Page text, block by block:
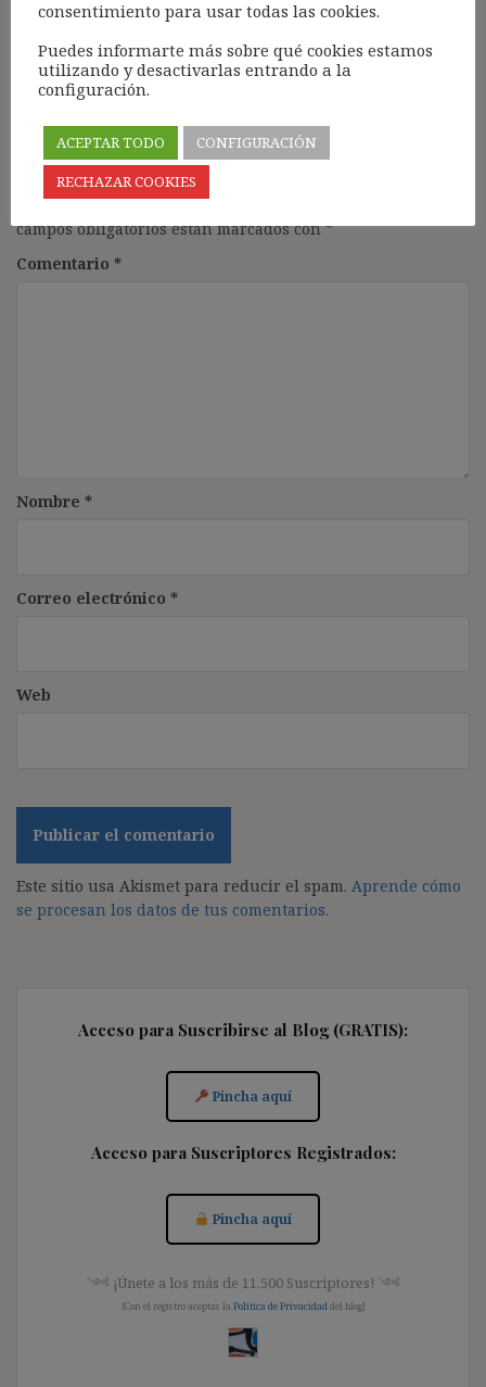
Simon
Responder
Deja una respuesta
Tu dirección de correo electrónico no será publicada.
campos obligatorios están marcados con*
Comentario *
Nombre *
Correo electrónico *
Web
Este sitio usa Akismet para reducir el spam. Aprende cómo
se procesan los datos de tus comentarios.
Acceso para Suscribirse al Blog (GRATIS):
Pincha aquí
Acceso para Suscriptores Registrados:
Pincha aquí
༺ ¡Únete a los más de 11.500 Suscriptores! ༺
[Con el registro aceptas la Política de Privacidad del blog]
consentimiento para usar todas las cookies.
Puedes informarte más sobre qué cookies estamos
utilizando y desactivarlas entrando a la
configuración.
ACEPTAR TODO
CONFIGURACIÓN
RECHAZAR COOKIES